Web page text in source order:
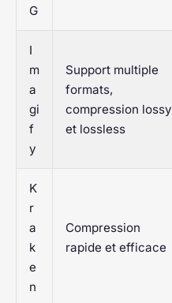
G
I
m
a
gi
f
y
Support multiple
formats,
compression lossy
et lossless
K
r
a
k
e
n
Compression
rapide et efficace